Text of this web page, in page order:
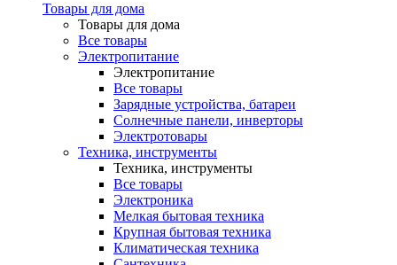
Товары для дома
Товары для дома
Все товары
Электропитание
Электропитание
Все товары
Зарядные устройства, батареи
Солнечные панели, инверторы
Электротовары
Техника, инструменты
Техника, инструменты
Все товары
Электроника
Мелкая бытовая техника
Крупная бытовая техника
Климатическая техника